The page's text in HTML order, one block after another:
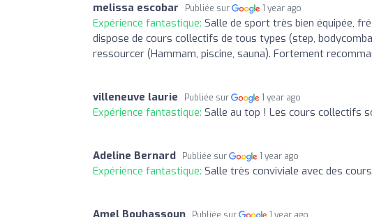
melissa escobar Publiée sur 1 year ago
Expérience fantastique: Salle de sport très bien équipée,
dispose de cours collectifs de tous types (step,
ressourcer (Hammam, piscine, sauna). Fortement
villeneuve laurie Publiée sur 1 year ago
Expérience fantastique: Salle au top ! Les cours collectifs
Adeline Bernard Publiée sur 1 year ago
Expérience fantastique: Salle très conviviale avec des